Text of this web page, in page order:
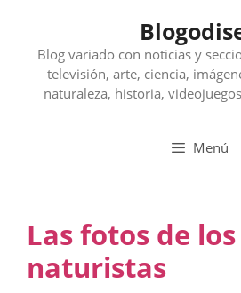
contenidoBlog variado con noticias y
televisión, arte, ciencia,
naturaleza, historia,
Menú
Las fotos de
naturistas